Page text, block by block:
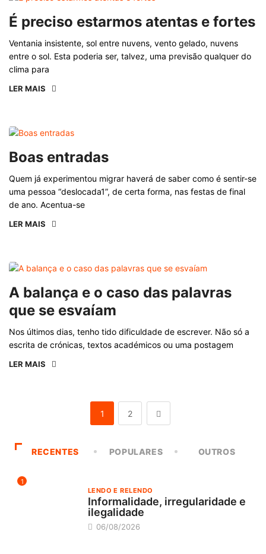
É preciso estarmos atentas e fortes
Ventania insistente, sol entre nuvens, vento gelado, nuvens
entre o sol. Esta poderia ser, talvez, uma previsão qualquer do
clima para
LER MAIS
Boas entradas
Quem já experimentou migrar haverá de saber como é sentir-se
uma pessoa “deslocada1”, de certa forma, nas festas de final
de ano. Acentua-se
LER MAIS
A balança e o caso das palavras
que se esvaíam
Nos últimos dias, tenho tido dificuldade de escrever. Não só a
escrita de crónicas, textos académicos ou uma postagem
LER MAIS
1 2
RECENTES POPULARES OUTROS
1
LENDO E RELENDO
Informalidade, irregularidade e
ilegalidade
06/08/2026